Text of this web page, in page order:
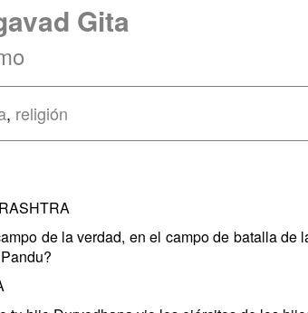
Gita
, religión
de la verdad, en el campo de batalla